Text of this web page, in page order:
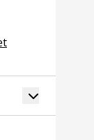
(voor)school of
pagina over 4
Toggle